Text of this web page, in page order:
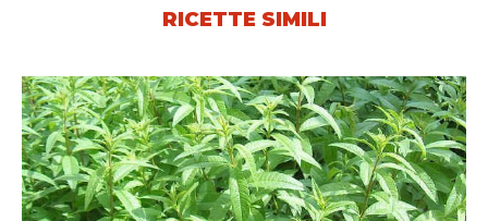
RICETTE SIMILI